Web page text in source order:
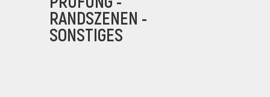
RANDSZENEN -
SONSTIGES